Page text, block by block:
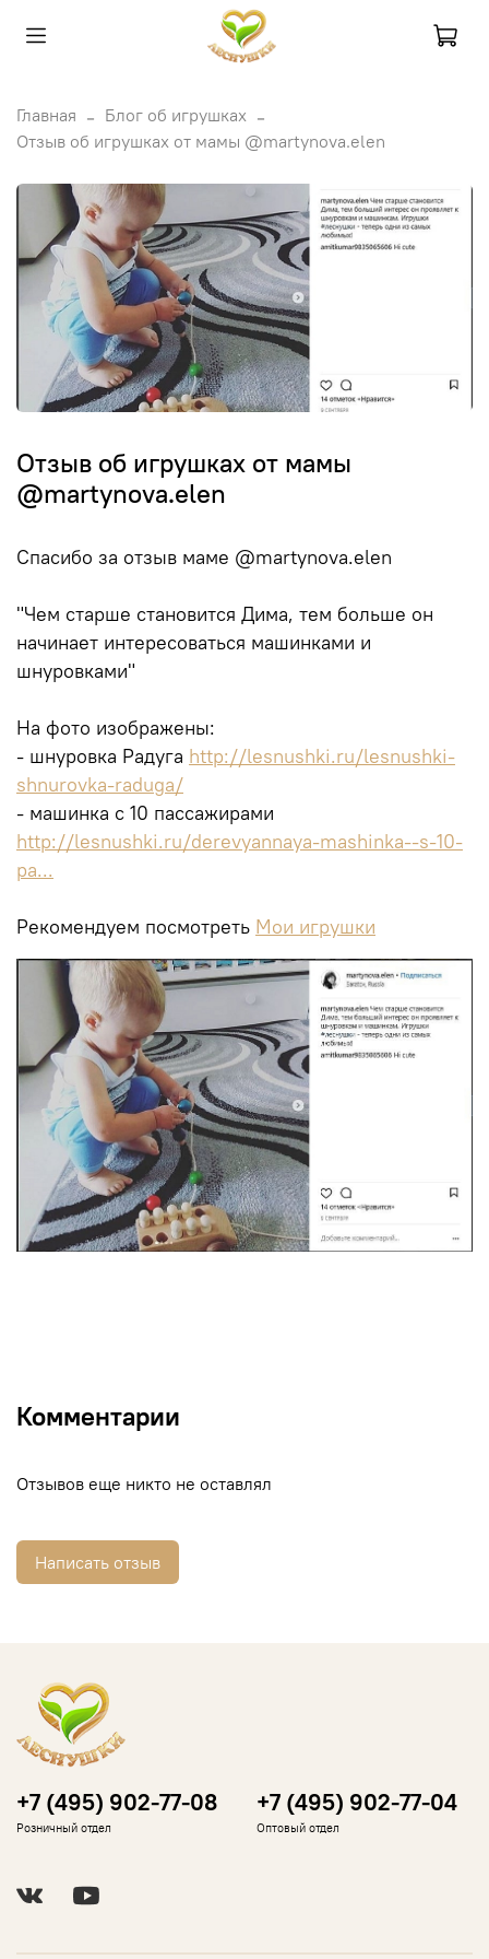
Главная
Блог об игрушках
Отзыв об игрушках от мамы @martynova.elen
Отзыв об игрушках от мамы
@martynova.elen
Спасибо за отзыв маме @martynova.elen
"Чем старше становится Дима, тем больше он
начинает интересоваться машинками и
шнуровками"
На фото изображены:
- шнуровка Радуга http://lesnushki.ru/lesnushki-
shnurovka-raduga/
- машинка с 10 пассажирами
http://lesnushki.ru/derevyannaya-mashinka--s-10-
pa...
Рекомендуем посмотреть Мои игрушки
Комментарии
Отзывов еще никто не оставлял
Написать отзыв
+7 (495) 902-77-08
Розничный отдел
+7 (495) 902-77-04
Оптовый отдел